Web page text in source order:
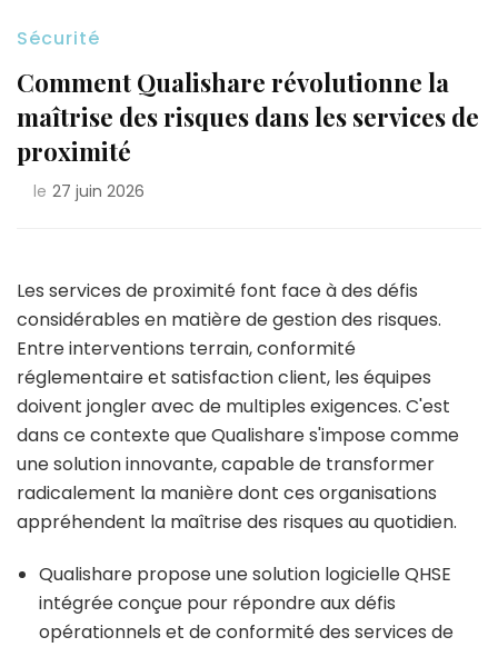
Sécurité
Comment Qualishare révolutionne la
maîtrise des risques dans les services de
proximité
le 27 juin 2026
Les services de proximité font face à des défis
considérables en matière de gestion des risques.
Entre interventions terrain, conformité
réglementaire et satisfaction client, les équipes
doivent jongler avec de multiples exigences. C'est
dans ce contexte que Qualishare s'impose comme
une solution innovante, capable de transformer
radicalement la manière dont ces organisations
appréhendent la maîtrise des risques au quotidien.
Qualishare propose une solution logicielle QHSE
intégrée conçue pour répondre aux défis
opérationnels et de conformité des services de